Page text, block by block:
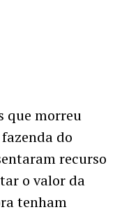
que morreu
do
recurso
o valor da
tenham